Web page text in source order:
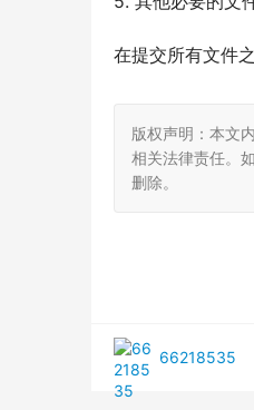
在提交所有文件
版权声明：本文
相关法律责任。
删除。
66218535